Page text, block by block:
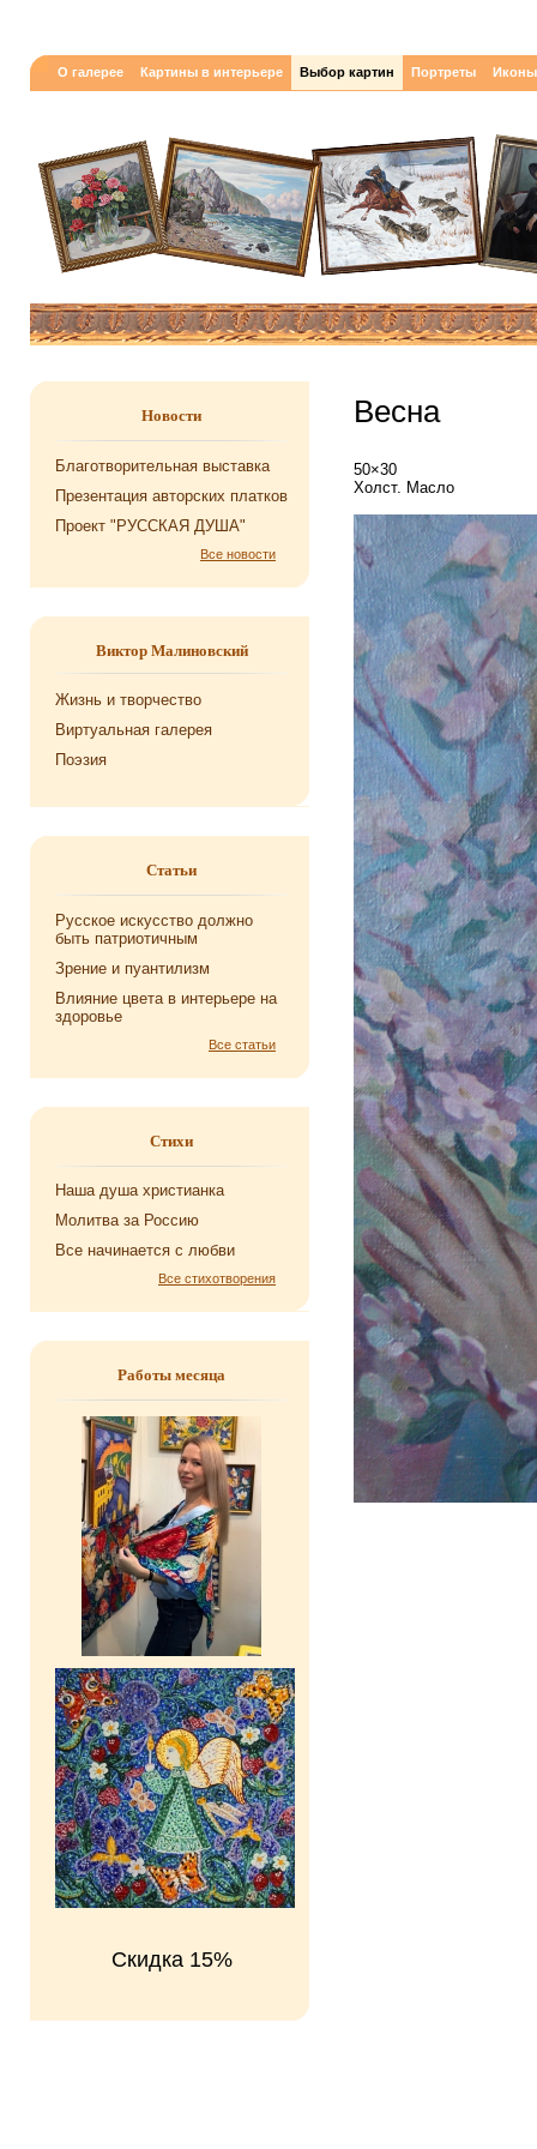
О галерее Картины в интерьере Выбор картин Портреты Иконы
Новости
Благотворительная выставка
Презентация авторских платков
Проект "РУССКАЯ ДУША"
Все новости
Виктор Малиновский
Жизнь и творчество
Виртуальная галерея
Поэзия
Статьи
Русское искусство должно
быть патриотичным
Зрение и пуантилизм
Влияние цвета в интерьере на
здоровье
Все статьи
Стихи
Наша душа хри­сти­ан­ка
Мо­лит­ва за Рос­сию
Все на­чи­на­ет­ся с любви
Все стихотворения
Работы месяца
Скидка 15%
Весна
50×30
Холст. Масло